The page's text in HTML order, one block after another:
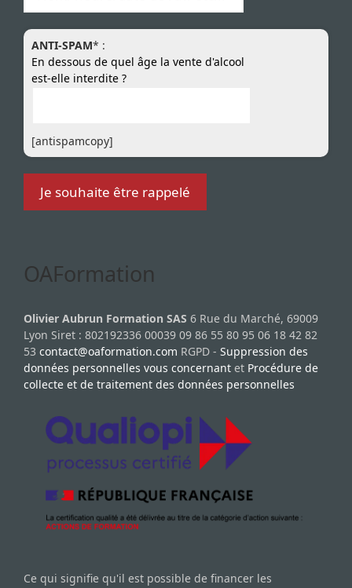
ANTI-SPAM* :
En dessous de quel âge la vente d'alcool
est-elle interdite ?
[antispamcopy]
OAFormation
Olivier Aubrun Formation SAS 6 Rue du Marché, 69009
Lyon Siret : 802192336 00039 09 86 55 80 95 06 18 42 82
53 contact@oaformation.com RGPD - Suppression des
données personnelles vous concernant et Procédure de
collecte et de traitement des données personnelles
Ce qui signifie qu'il est possible de financer les